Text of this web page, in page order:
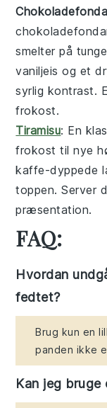
smelter på
vaniljeis og et
syrlig kontrast.
frokost.
Tiramisu: En
frokost til nye
kaffe-dyppede
toppen. Server
præsentation.
FAQ:
Hvordan
fedtet?
Brug kun en
panden ikke
Kan jeg bruge